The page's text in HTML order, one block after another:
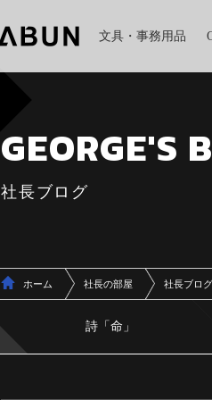
文具・事務用品
GEORGE'S
社長ブログ
ホーム 社長の部屋 社長ブログ
詩「命」